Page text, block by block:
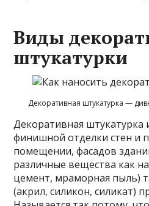
Виды
штукатурки
Декоративная штукатурка —
Декоративная штукатурка
финишной отделки стен и
помещении, фасадов
различные вещества как
цемент, мраморная пыль)
(акрил, силикон, силикат)